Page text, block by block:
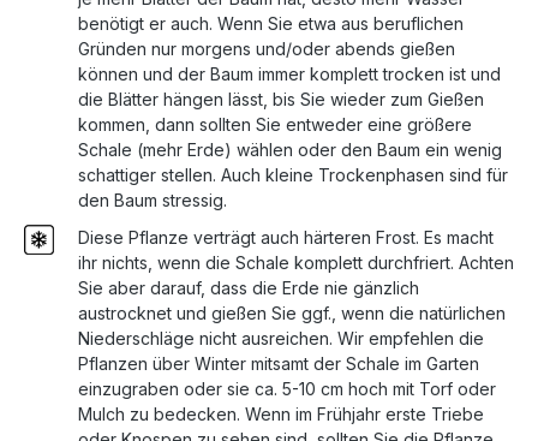
benötigt er auch. Wenn Sie etwa aus beruflichen
Gründen nur morgens und/oder abends gießen
können und der Baum immer komplett trocken ist und
die Blätter hängen lässt, bis Sie wieder zum Gießen
kommen, dann sollten Sie entweder eine größere
Schale (mehr Erde) wählen oder den Baum ein wenig
schattiger stellen. Auch kleine Trockenphasen sind für
den Baum stressig.
Diese Pflanze verträgt auch härteren Frost. Es macht
ihr nichts, wenn die Schale komplett durchfriert. Achten
Sie aber darauf, dass die Erde nie gänzlich
austrocknet und gießen Sie ggf., wenn die natürlichen
Niederschläge nicht ausreichen. Wir empfehlen die
Pflanzen über Winter mitsamt der Schale im Garten
einzugraben oder sie ca. 5-10 cm hoch mit Torf oder
Mulch zu bedecken. Wenn im Frühjahr erste Triebe